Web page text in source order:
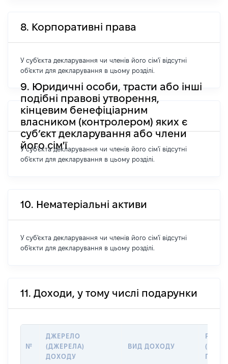
8. Корпоративні права
У суб'єкта декларування чи членів його сім'ї відсутні
об'єкти для декларування в цьому розділі.
9. Юридичні особи, трасти або інші
подібні правові утворення,
кінцевим бенефіціарним
власником (контролером) яких є
суб’єкт декларування або члени
його сім'ї
У суб'єкта декларування чи членів його сім'ї відсутні
об'єкти для декларування в цьому розділі.
10. Нематеріальні активи
У суб'єкта декларування чи членів його сім'ї відсутні
об'єкти для декларування в цьому розділі.
11. Доходи, у тому числі подарунки
№
ДЖЕРЕЛО
(ДЖЕРЕЛА)
ДОХОДУ
ВИД ДОХОДУ
ГРН